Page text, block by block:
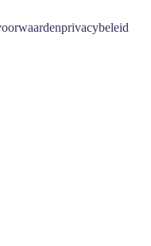
privacybeleid